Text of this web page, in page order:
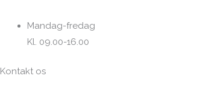
Mandag-fredag
Kl. 09.00-16.00
Kontakt os